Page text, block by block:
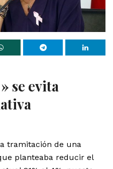
se evita
tramitación de una
planteaba reducir el